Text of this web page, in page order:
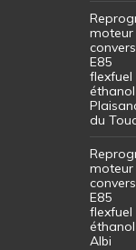
moteur
E85
flexfuel
éthanol
du
moteur
E85
flexfuel
éthanol
Albi